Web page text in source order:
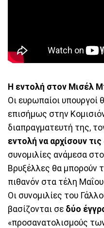
Η εντολή στον Μισέλ
Οι ευρωπαίοι υπουργοί
επισήμως στην
διαπραγματευτή της,
εντολή να αρχίσουν
συνομιλίες ανάμεσα
Βρυξέλλες θα μπορούν
πιθανόν στα τέλη Μαΐου
Οι συνομιλίες του
βασίζονται σε δύο
«προσανατολισμούς